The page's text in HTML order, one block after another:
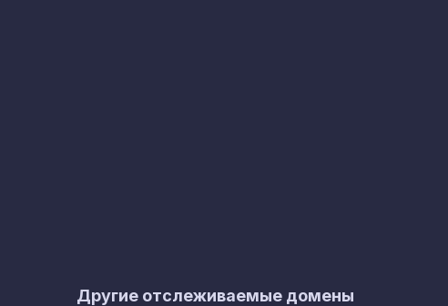
Другие отслеживаемые домены